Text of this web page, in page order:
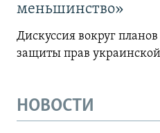
меньшинство»
Дискуссия вокруг
защиты прав
НОВОСТИ